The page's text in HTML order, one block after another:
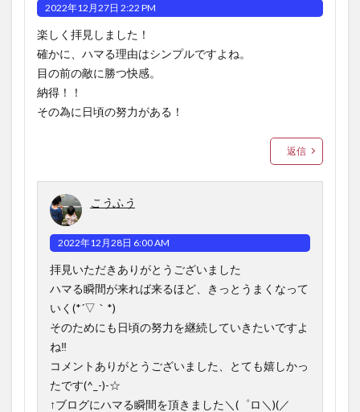
2022年12月27日 2:22 PM
楽しく拝見しました！
確かに、ハマる理由はシンプルですよね。
目の前の敵に勝つ快感。
納得！！
その為に日頃の努力がある！
返信
こうふう
2022年12月28日 6:00 AM
拝見いただきありがとうございました
ハマる瞬間が来れば来るほど、きっとうまくなって
いく(*´▽｀*)
そのためにも日頃の努力を継続していきたいですよ
ね‼
コメントありがとうございました、とても嬉しかっ
たです(^_-)-☆
↑ブログにハマる瞬間を頂きました＼(゜ロ＼)(／